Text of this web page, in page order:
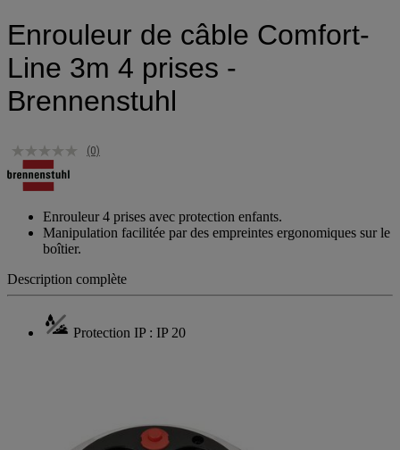
Enrouleur de câble Comfort-
Line 3m 4 prises -
Brennenstuhl
(0)
Enrouleur 4 prises avec protection enfants.
Manipulation facilitée par des empreintes ergonomiques sur le
boîtier.
Description complète
Protection IP : IP 20